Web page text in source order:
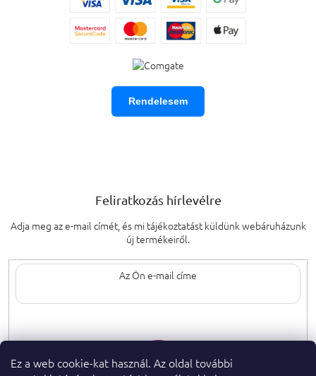
Ez a web cookie-kat használ. Az oldal további
Rendelesem
Feliratkozás hírlevélre
Adja meg az e-mail címét, és mi tájékoztatást küldünk webáruházunk
új termékeiről.